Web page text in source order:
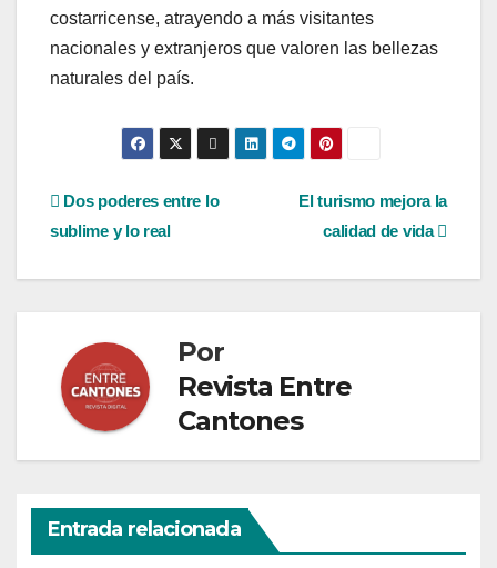
costarricense, atrayendo a más visitantes
nacionales y extranjeros que valoren las bellezas
naturales del país.
Navegación
El turismo mejora la
calidad de vida
Dos poderes entre lo
sublime y lo real
Por
Revista Entre
Cantones
Entrada relacionada